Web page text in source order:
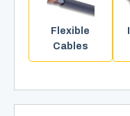
Flexible
Cables